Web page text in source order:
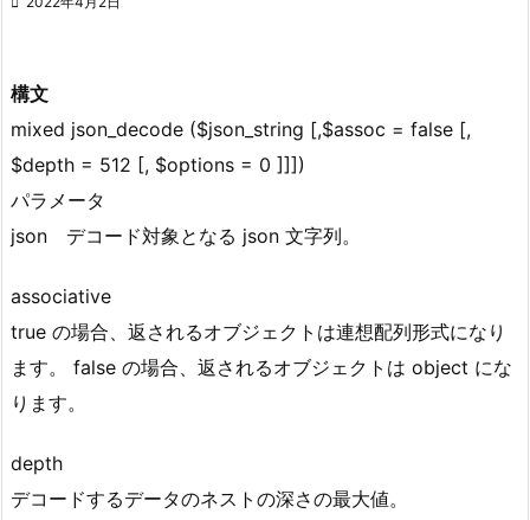
構文
mixed json_decode ($json_string [,$assoc = false [,
$depth = 512 [, $options = 0 ]]])
パラメータ
json デコード対象となる json 文字列。
associative
true の場合、返されるオブジェクトは連想配列形式になり
ます。 false の場合、返されるオブジェクトは object にな
ります。
depth
デコードするデータのネストの深さの最大値。